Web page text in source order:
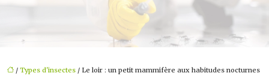
/ Types d'insectes / Le loir : un petit mammifère aux habitudes nocturnes